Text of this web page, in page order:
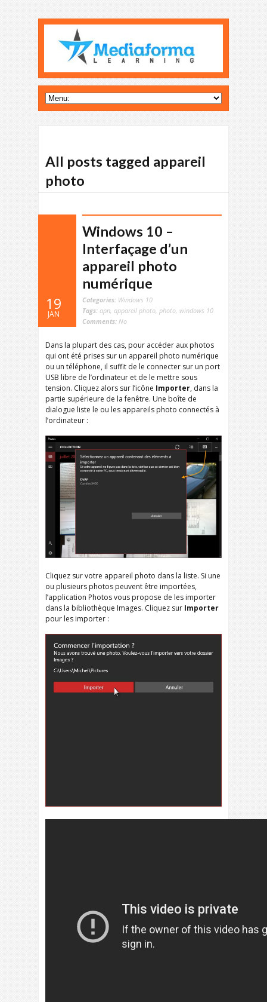
All posts tagged appareil
photo
19
JAN
Windows 10 –
Interfaçage d’un
appareil photo
numérique
Categories: Windows 10
Tags: apn, appareil photo, photo, windows 10
Comments: No
Dans la plupart des cas, pour accéder aux photos
qui ont été prises sur un appareil photo numérique
ou un téléphone, il suffit de le connecter sur un port
USB libre de l’ordinateur et de le mettre sous
tension. Cliquez alors sur l’icône Importer, dans la
partie supérieure de la fenêtre. Une boîte de
dialogue liste le ou les appareils photo connectés à
l’ordinateur :
Cliquez sur votre appareil photo dans la liste. Si une
ou plusieurs photos peuvent être importées,
l’application Photos vous propose de les importer
dans la bibliothèque Images. Cliquez sur Importer
pour les importer :